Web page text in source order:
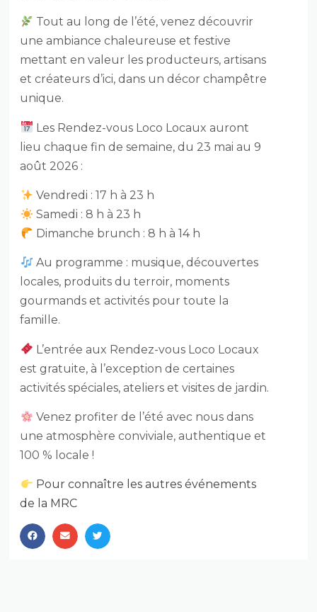
Tout au long de l’été, venez découvrir
une ambiance chaleureuse et festive
mettant en valeur les producteurs, artisans
et créateurs d’ici, dans un décor champêtre
unique.
Les Rendez-vous Loco Locaux auront
lieu chaque fin de semaine, du 23 mai au 9
août 2026 :
Vendredi : 17 h à 23 h
Samedi : 8 h à 23 h
Dimanche brunch : 8 h à 14 h
Au programme : musique, découvertes
locales, produits du terroir, moments
gourmands et activités pour toute la
famille.
L’entrée aux Rendez-vous Loco Locaux
est gratuite, à l’exception de certaines
activités spéciales, ateliers et visites de jardin.
Venez profiter de l’été avec nous dans
une atmosphère conviviale, authentique et
100 % locale !
Pour connaître les autres événements
de la MRC